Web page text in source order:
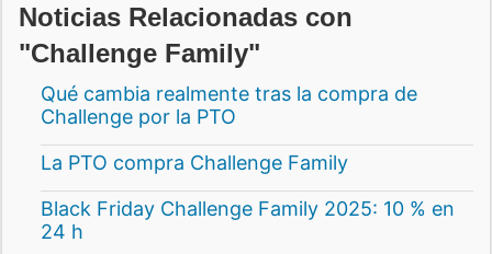
Noticias Relacionadas con
"Challenge Family"
Qué cambia realmente tras la compra de
Challenge por la PTO
La PTO compra Challenge Family
Black Friday Challenge Family 2025: 10 % en
24 h